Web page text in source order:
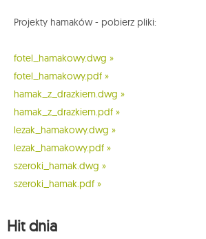
Projekty hamaków - pobierz pliki:
fotel_hamakowy.dwg »
fotel_hamakowy.pdf »
hamak_z_drazkiem.dwg »
hamak_z_drazkiem.pdf »
lezak_hamakowy.dwg »
lezak_hamakowy.pdf »
szeroki_hamak.dwg »
szeroki_hamak.pdf »
Hit dnia